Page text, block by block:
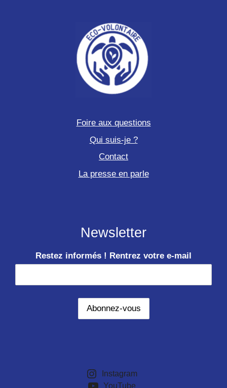
Foire aux questions
Qui suis-je ?
Contact
La presse en parle
Newsletter
Restez informés ! Rentrez votre e-mail
Instagram
YouTube